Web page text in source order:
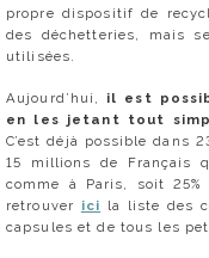
propre dispositif de
des déchetteries, mais
utilisées.
Aujourd’hui, il est
en les jetant tout
C’est déjà possible dans
15 millions de Français
comme à Paris, soit
retrouver ici la liste des
capsules et de tous les